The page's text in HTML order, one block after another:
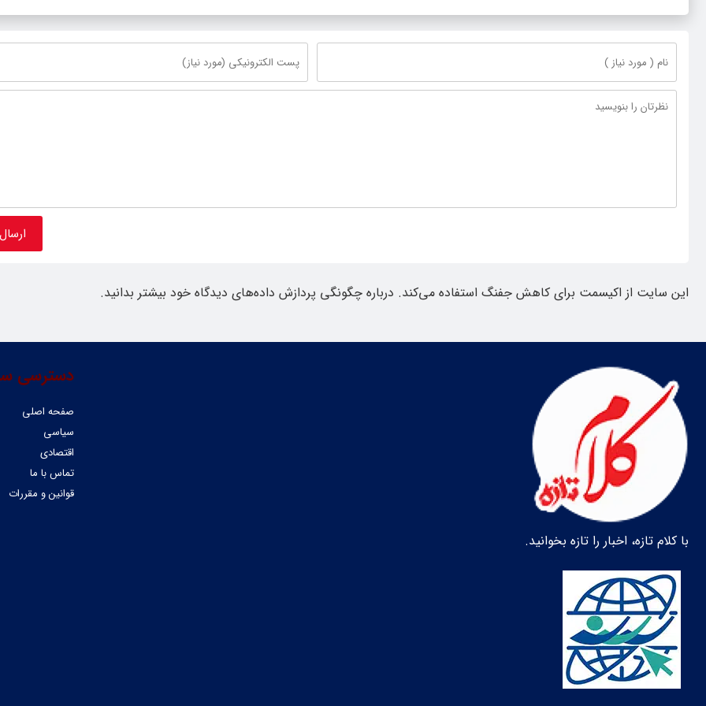
این سایت از اکیسمت برای کاهش جفنگ استفاده می‌کند. درباره چگونگی پردازش داده‌های دیدگاه خود بیشتر بدانید.
با کلام تازه، اخبار را تازه بخوانید.
دسترسی
صفحه اصلی
سیاسی
اقتصادی
تماس با ما
قوانین و مقررات